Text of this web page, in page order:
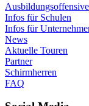
Ausbildungsoffensive
Infos für Schulen
Infos für
News
Aktuelle Touren
Partner
Schirmherren
FAQ